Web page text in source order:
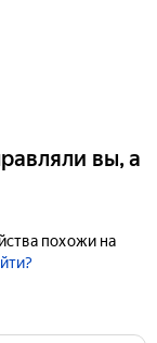
вы, а
похожи на